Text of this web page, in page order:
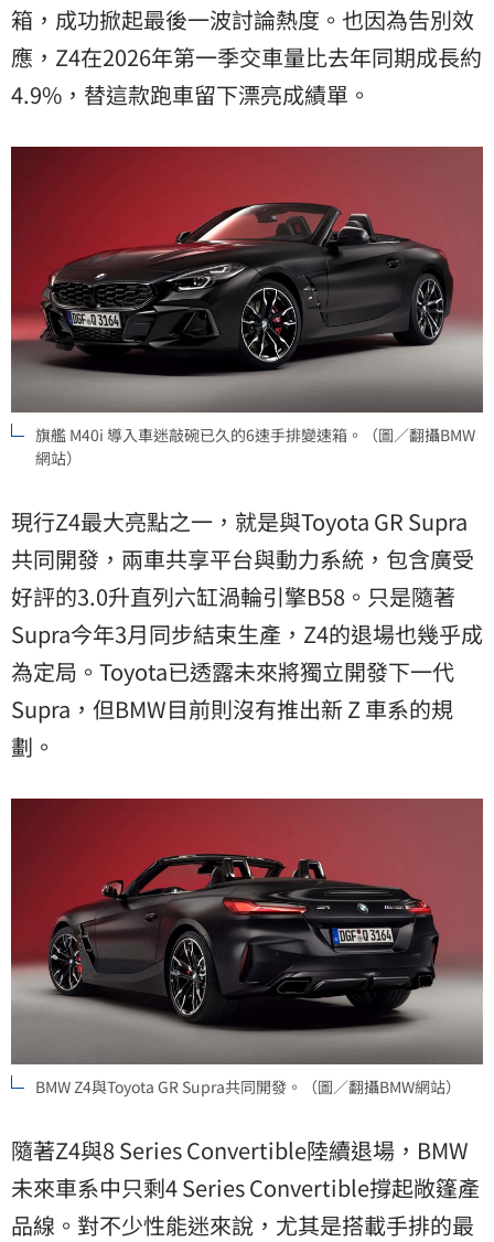
箱，成功掀起最後一波討論熱度。也因為告別效
應，Z4在2026年第一季交車量比去年同期成長約
4.9%，替這款跑車留下漂亮成績單。
旗艦 M40i 導入車迷敲碗已久的6速手排變速箱。（圖／翻攝BMW
網站）
現行Z4最大亮點之一，就是與Toyota GR Supra
共同開發，兩車共享平台與動力系統，包含廣受
好評的3.0升直列六缸渦輪引擎B58。只是隨著
Supra今年3月同步結束生產，Z4的退場也幾乎成
為定局。Toyota已透露未來將獨立開發下一代
Supra，但BMW目前則沒有推出新 Z 車系的規
劃。
BMW Z4與Toyota GR Supra共同開發。（圖／翻攝BMW網站）
隨著Z4與8 Series Convertible陸續退場，BMW
未來車系中只剩4 Series Convertible撐起敞篷產
品線。對不少性能迷來說，尤其是搭載手排的最